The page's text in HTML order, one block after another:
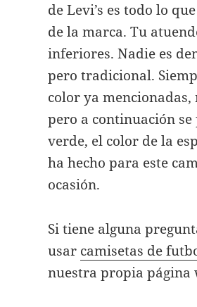
de Levi’s es todo lo
de la marca. Tu
inferiores. Nadie es
pero tradicional.
color ya
pero a continuación se
verde, el color de la
ha hecho para este
ocasión.
Si tiene alguna
usar camisetas de
nuestra propia página